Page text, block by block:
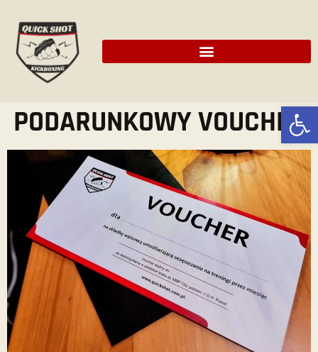
PODARUNKOWY VOUCHER